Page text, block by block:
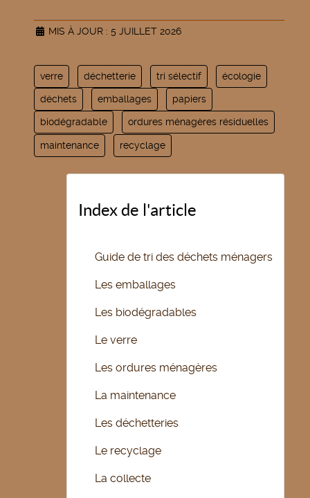
MIS À JOUR : 5 JUILLET 2026
verre déchetterie tri sélectif écologie
déchets emballages papiers
biodégradable ordures ménagères résiduelles
maintenance recyclage
Index de l'article
Guide de tri des déchets ménagers
Les emballages
Les biodégradables
Le verre
Les ordures ménagères
La maintenance
Les déchetteries
Le recyclage
La collecte